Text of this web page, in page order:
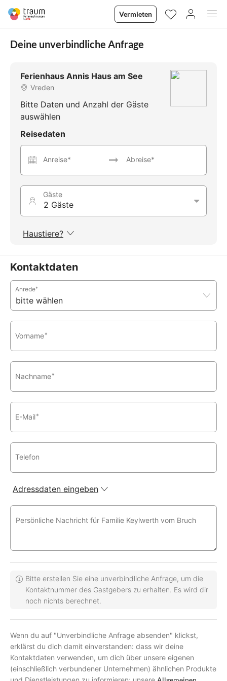
Vermieten
Kontaktdaten
Anrede*
Vorname*
Nachname*
E-Mail*
Telefon
Adressdaten eingeben
Persönliche Nachricht für Familie Keylwerth vom Bruch
Bitte erstellen Sie eine unverbindliche Anfrage, um die
Kontaktnummer des Gastgebers zu erhalten. Es wird dir
noch nichts berechnet.
Wenn du auf "Unverbindliche Anfrage absenden" klickst,
erklärst du dich damit einverstanden: dass wir deine
Kontaktdaten verwenden, um dich über unsere eigenen
(einschließlich verbundener Unternehmen) ähnlichen Produkte
Deine unverbindliche Anfrage
Ferienhaus Annis Haus am See
Vreden
Bitte Daten und Anzahl der Gäste
auswählen
Reisedaten
Anreise* Abreise*
Gäste
2 Gäste
Haustiere?